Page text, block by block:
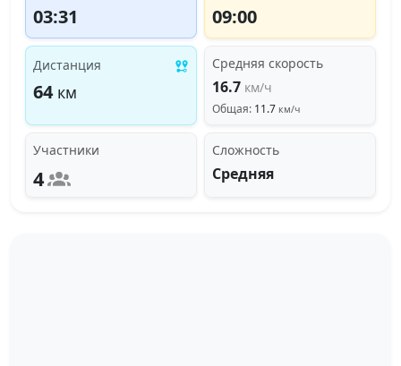
03:31 09:00
Дистанция
64 км
Средняя скорость
16.7 км/ч
Общая: 11.7 км/ч
Участники
4
Сложность
Средняя